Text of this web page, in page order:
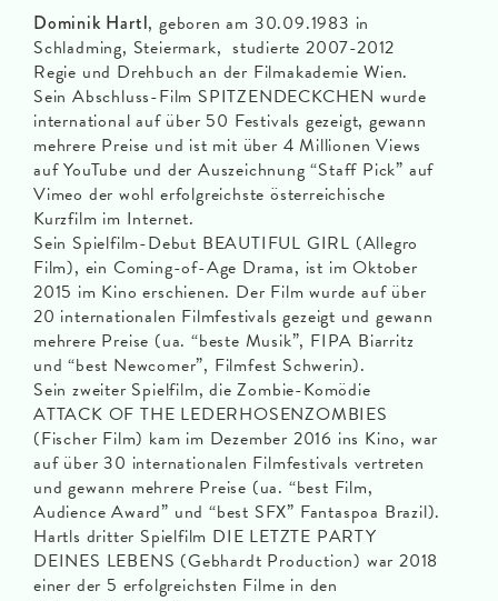
Dominik Hartl, geboren am 30.09.1983 in
Schladming, Steiermark, studierte 2007-2012
Regie und Drehbuch an der Filmakademie Wien.
Sein Abschluss-Film SPITZENDECKCHEN wurde
international auf über 50 Festivals gezeigt, gewann
mehrere Preise und ist mit über 4 Millionen Views
auf YouTube und der Auszeichnung “Staff Pick” auf
Vimeo der wohl erfolgreichste österreichische
Kurzfilm im Internet.
Sein Spielfilm-Debut BEAUTIFUL GIRL (Allegro
Film), ein Coming-of-Age Drama, ist im Oktober
2015 im Kino erschienen. Der Film wurde auf über
20 internationalen Filmfestivals gezeigt und gewann
mehrere Preise (ua. “beste Musik”, FIPA Biarritz
und “best Newcomer”, Filmfest Schwerin).
Sein zweiter Spielfilm, die Zombie-Komödie
ATTACK OF THE LEDERHOSENZOMBIES
(Fischer Film) kam im Dezember 2016 ins Kino, war
auf über 30 internationalen Filmfestivals vertreten
und gewann mehrere Preise (ua. “best Film,
Audience Award” und “best SFX” Fantaspoa Brazil).
Hartls dritter Spielfilm DIE LETZTE PARTY
DEINES LEBENS (Gebhardt Production) war 2018
einer der 5 erfolgreichsten Filme in den